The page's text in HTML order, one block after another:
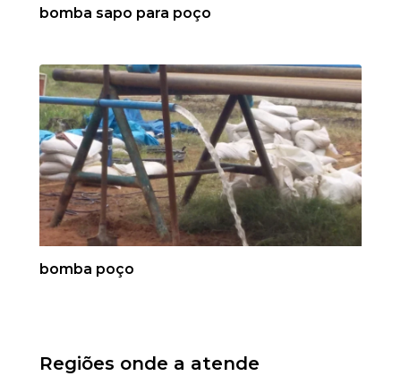
bomba sapo para poço
bomba poço
Regiões onde a atende